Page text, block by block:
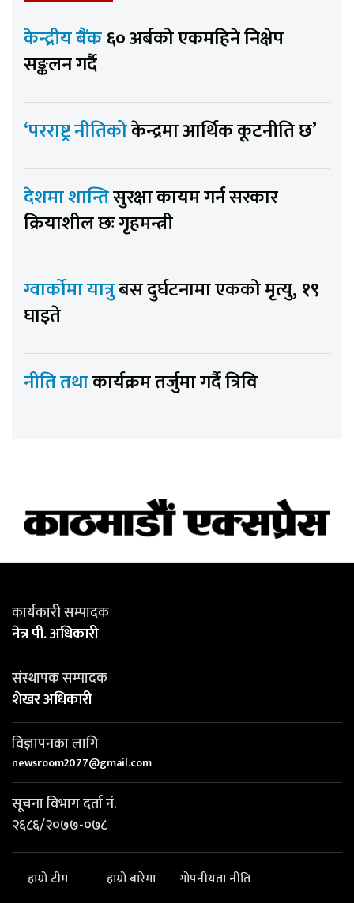
केन्द्रीय बैंक६० अर्बको एकमहिने निक्षेप
सङ्कलन गर्दै
‘परराष्ट्र नीतिकोकेन्द्रमा आर्थिक कूटनीति छ’
देशमा शान्तिसुरक्षा कायम गर्न सरकार
क्रियाशील छः गृहमन्त्री
ग्वार्कोमा यात्रुबस दुर्घटनामा एकको मृत्यु, १९
घाइते
नीति तथाकार्यक्रम तर्जुमा गर्दै त्रिवि
कार्यकारी सम्पादक
नेत्र पी. अधिकारी
संस्थापक सम्पादक
शेखर अधिकारी
विज्ञापनका लागि
newsroom2077@gmail.com
सूचना विभाग दर्ता नं.
२६८६/२०७७-०७८
हाम्रो टीम हाम्रो बारेमा
गोपनीयता नीति